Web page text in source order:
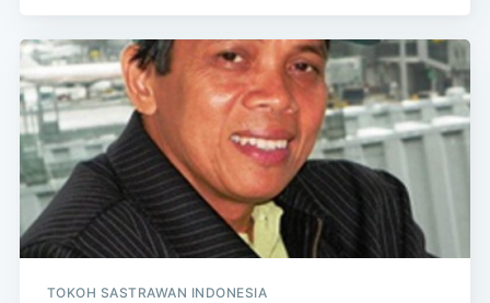
TOKOH SASTRAWAN INDONESIA